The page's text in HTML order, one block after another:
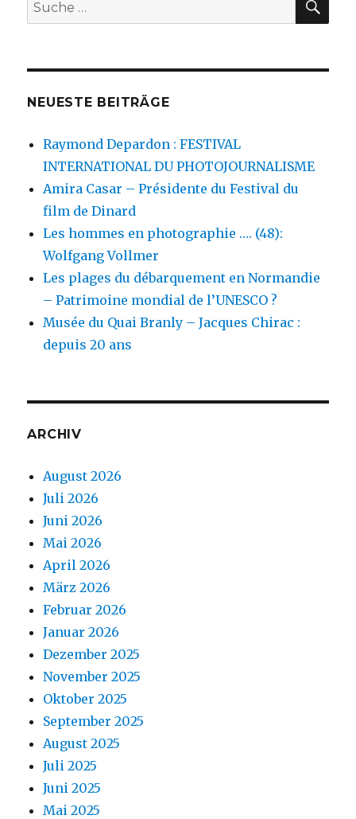
nach:
NEUESTE BEITRÄGE
Raymond Depardon : FESTIVAL
INTERNATIONAL DU PHOTOJOURNALISME
Amira Casar – Présidente du Festival du
film de Dinard
Les hommes en photographie …. (48):
Wolfgang Vollmer
Les plages du débarquement en Normandie
– Patrimoine mondial de l’UNESCO ?
Musée du Quai Branly – Jacques Chirac :
depuis 20 ans
ARCHIV
August 2026
Juli 2026
Juni 2026
Mai 2026
April 2026
März 2026
Februar 2026
Januar 2026
Dezember 2025
November 2025
Oktober 2025
September 2025
August 2025
Juli 2025
Juni 2025
Mai 2025